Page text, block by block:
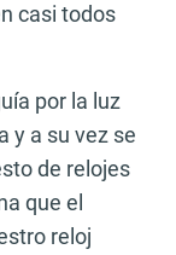
casi todos
por la luz
y a su vez se
de relojes
que el
reloj